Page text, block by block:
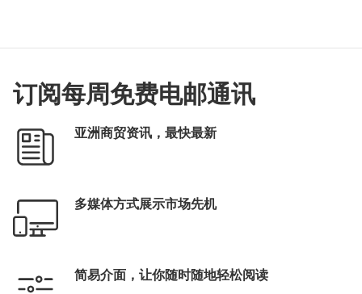
订阅每周免费电邮通讯
亚洲商贸资讯，最快最新
多媒体方式展示市场先机
简易介面，让你随时随地轻松阅读